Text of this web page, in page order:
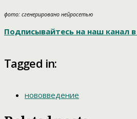
фото: сгенерировано нейросетью
Подписывайтесь на наш канал
Tagged in:
нововведение